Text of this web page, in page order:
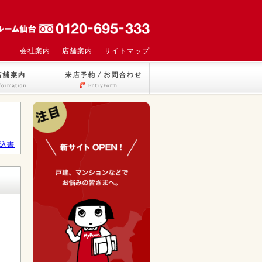
会社案内 店舗案内 サイトマップ
書